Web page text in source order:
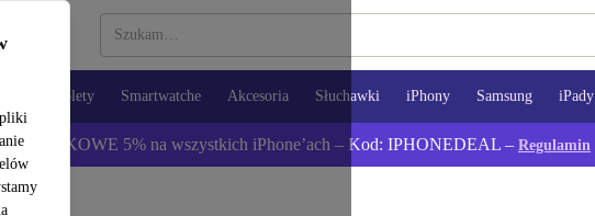
Tablety Smartwatche Akcesoria Słuchawki iPhony Samsung iPady
DODATKOWE 5% na wszystkich iPhone’ach – Kod: IPHONEDEAL – Regulamin